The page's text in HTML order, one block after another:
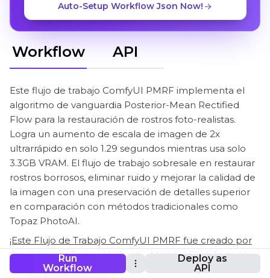
Run
Workflow
Deploy as
API
Auto-Setup Workflow Json Now!
Workflow API
Este flujo de trabajo ComfyUI PMRF implementa el
algoritmo de vanguardia Posterior-Mean Rectified
Flow para la restauración de rostros foto-realistas.
Logra un aumento de escala de imagen de 2x
ultrarrápido en solo 1.29 segundos mientras usa solo
3.3GB VRAM. El flujo de trabajo sobresale en restaurar
rostros borrosos, eliminar ruido y mejorar la calidad de
la imagen con una preservación de detalles superior
en comparación con métodos tradicionales como
Topaz PhotoAI.
¡Este Flujo de Trabajo ComfyUI PMRF fue creado por
Guy Ohayon, Tomer Michaeli y Michael Elad. Todo el
crédito va a su trabajo de investigación original!